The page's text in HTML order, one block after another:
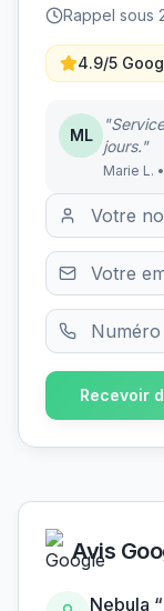
Rappel sous
4.9/5
ML
jours."
Marie L.
Recevoir
Avis
Nebula